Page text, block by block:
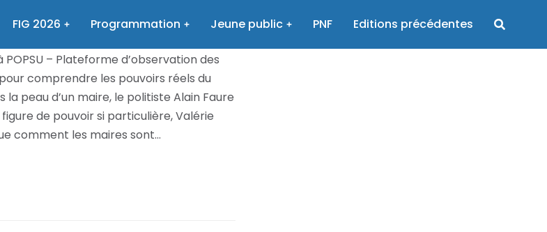
FIG 2026 Programmation Jeune public PNF Editions précédentes
1 octobre 2025
POPSU – Plateforme d’observation des
comprendre les pouvoirs réels du
la peau d’un maire, le politiste Alain Faure
de pouvoir si particulière, Valérie
comment les maires sont…